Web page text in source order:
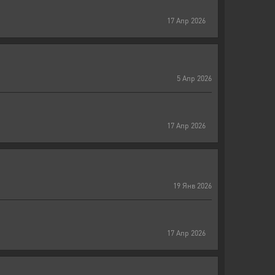
17 Апр 2026
5 Апр 2026
17 Апр 2026
19 Янв 2026
17 Апр 2026